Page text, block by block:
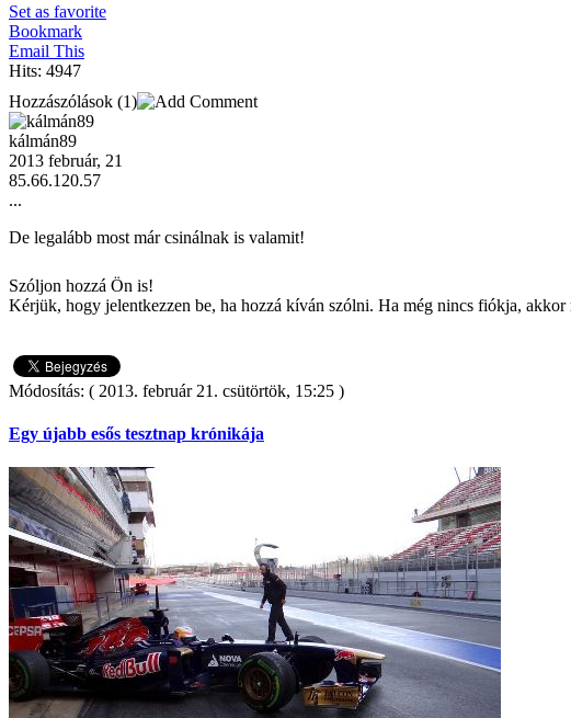
Set as favorite
Bookmark
Email This
Hits: 4947
Hozzászólások (1)
kálmán89
2013 február, 21
85.66.120.57
...
De legalább most már csinálnak is valamit!
Szóljon hozzá Ön is!
Kérjük, hogy jelentkezzen be, ha hozzá kíván szólni. Ha még nincs fiókja, akkor
Módosítás: ( 2013. február 21. csütörtök, 15:25 )
Egy újabb esős tesztnap krónikája